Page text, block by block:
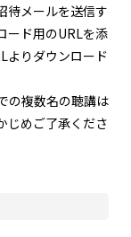
待メールを送信す
ード用のURLを添
よりダウンロード
の複数名の聴講は
じめご了承くださ